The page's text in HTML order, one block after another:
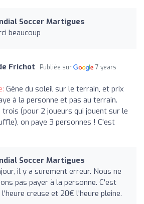
Soccer Martigues
beaucoup
Frichot Publiée sur
7 years
Gêne du soleil sur le terrain, et prix
à la personne et pas au terrain.
trois (pour 2 joueurs qui jouent sur le
on paye 3 personnes ! C'est
Soccer Martigues
il y a surement erreur. Nous ne
pas payer à la personne. C'est
l'heure creuse et 20€ l'heure pleine.